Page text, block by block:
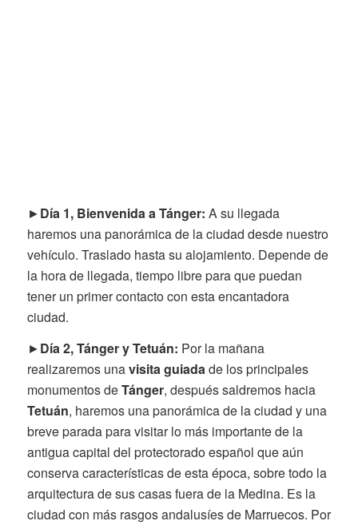
►Día 1, Bienvenida a Tánger: A su llegada
haremos una panorámica de la ciudad desde nuestro
vehículo. Traslado hasta su alojamiento. Depende de
la hora de llegada, tiempo libre para que puedan
tener un primer contacto con esta encantadora
ciudad.
►Día 2, Tánger y Tetuán: Por la mañana
realizaremos unavisita guiadade los principales
monumentos deTánger, después saldremos hacia
Tetuán, haremos una panorámica de la ciudad y una
breve parada para visitar lo más importante de la
antigua capital del protectorado español que aún
conserva características de esta época, sobre todo la
arquitectura de sus casas fuera de la Medina. Es la
ciudad con más rasgos andalusíes de Marruecos. Por